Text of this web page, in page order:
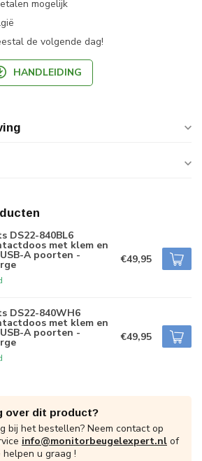
mogelijk
de volgende dag!
HANDLEIDING
DS22-840BL6
met klem en
A poorten - €49,95
DS22-840WH6
met klem en
A poorten - €49,95
over dit product?
bij het bestellen? Neem contact op
info@monitorbeugelexpert.nl of
helpen u graag !